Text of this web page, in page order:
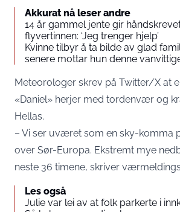
Akkurat nå leser andre
14 år gammel jente gir
flyvertinnen: ‘Jeg trenger hjelp’
Kvinne tilbyr å ta bilde av glad
senere mottar hun denne
Meteorologer skrev på Twitter/X at
«Daniel» herjer med tordenvær og
Hellas.
– Vi ser uværet som en sky-komma
over Sør-Europa. Ekstremt mye
neste 36 timene, skriver
Les også
Julie var lei av at folk parkerte i